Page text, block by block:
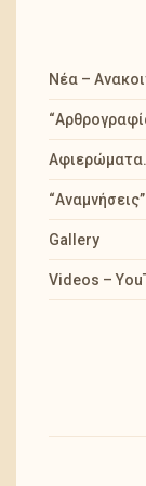
Νέα –
“Αναμνήσεις”
Gallery
Videos –